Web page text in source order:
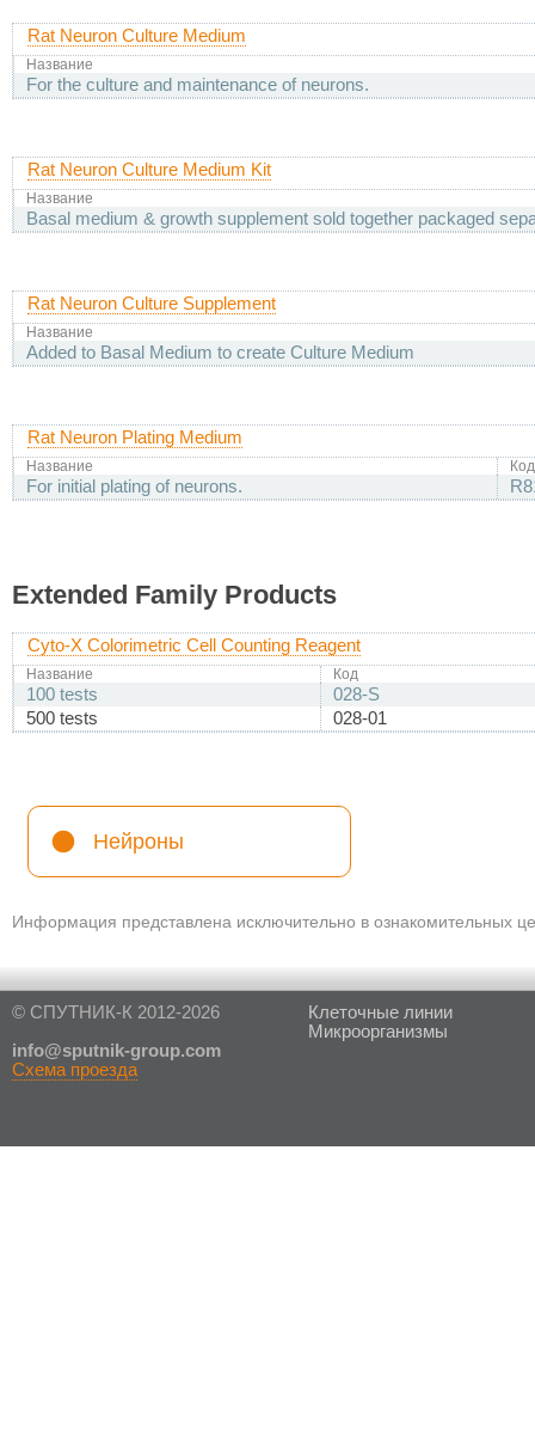
Rat Neuron Culture Medium
Название
For the culture and maintenance of neurons.
Rat Neuron Culture Medium Kit
Название
Basal medium & growth supplement sold together packaged
Rat Neuron Culture Supplement
Название
Added to Basal Medium to create Culture Medium
Rat Neuron Plating Medium
Название Код
For initial plating of neurons.
Extended Family Products
Cyto-X Colorimetric Cell Counting Reagent
Название Код
100 tests
028-S
500 tests
028-01
Нейроны
Информация представлена исключительно в ознакомительных
© СПУТНИК-К 2012-2026
info@sputnik-group.com
Схема проезда
Клеточные линии
Микроорганизмы